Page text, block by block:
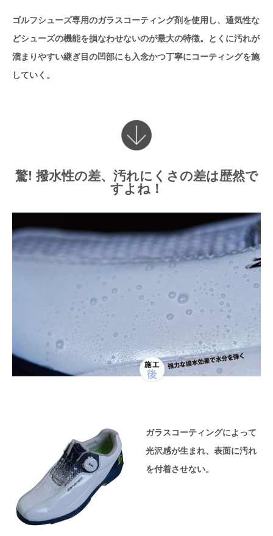
ゴルフシューズ専用のガラスコーティング剤を使用し、通気性な
どシューズの機能を損なわせないのが最大の特徴。とくに汚れが
溜まりやすい継ぎ目の凹部にも入念かつ丁寧にコーティングを施
していく。
驚! 撥水性の差、汚れにくさの差は歴然で
すよね！
ガラスコーティングによって
光沢感が生まれ、表面に汚れ
を付着させない。